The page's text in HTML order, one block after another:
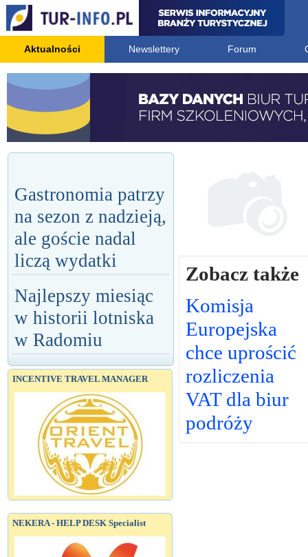
Aktualności Newslettery Forum
Gastronomia patrzy
na sezon z nadzieją,
ale goście nadal
liczą wydatki
Najlepszy miesiąc
w historii lotniska
w Radomiu
INCENTIVE TRAVEL MANAGER
NEKERA - HELP DESK Specialist
Zobacz także
Komisja
Europejska
chce uprościć
rozliczenia
VAT dla biur
podróży